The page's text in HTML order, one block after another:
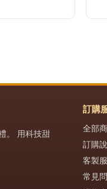
。 用科技甜
訂購
全部
訂購
客製
常見